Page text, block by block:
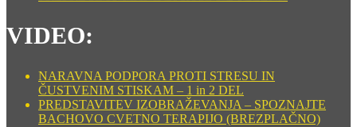
VIDEO:
NARAVNA PODPORA PROTI STRESU IN
ČUSTVENIM STISKAM – 1 in 2 DEL
PREDSTAVITEV IZOBRAŽEVANJA – SPOZNAJTE
BACHOVO CVETNO TERAPIJO (BREZPLAČNO)